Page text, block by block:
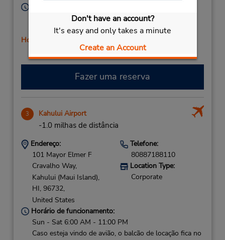
Don't have an account?
It's easy and only takes a minute
Create an Account
Sun - Mon 8:00 AM - 1:00 PM; Thu - Sat 8:00 AM -
1:00 PM
Horário de feriado
Fazer uma reserva
3 Kahului Airport
-1.0 milhas de distância
Endereço:
101 Mayor Elmer F
Cravalho Way,
Kahului (Maui Island),
HI, 96732,
United States
Telefone:
80887188110
Location Type:
Corporate
Horário de funcionamento:
Sun - Sat 6:00 AM - 11:00 PM
Caso esteja vindo de avião, o balcão de locação fica no